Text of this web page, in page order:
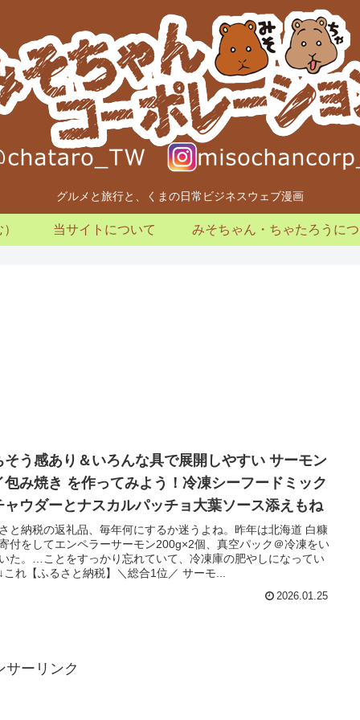
グルメと旅行と、くまの日常ビジネスウェブ漫画
当サイトについて みそちゃん・ちゃたろうに
そう感あり＆いろんな具で展開しやすい サーモン
包み焼き を作ってみよう！冷凍シーフードミック
ャウダーとナスカルパッチョ大葉ソース添えもね
と納税の返礼品、毎年何にするか迷うよね。昨年は北海道 白糠
付をしてエンペラーサーモン200g×2個、真空パック＠冷凍をい
た。…ことをすっかり忘れていて、冷凍庫の肥やしになってい
これ【ふるさと納税】＼総合1位／ サーモ...
2026.01.25
サーリンク